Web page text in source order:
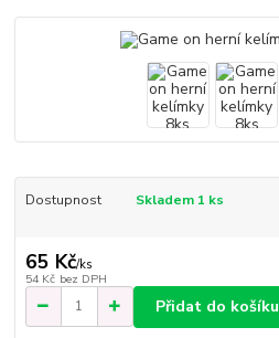
Dostupnost Skladem 1 ks
65 Kč/ks
54 Kč bez DPH
Přidat do košíku